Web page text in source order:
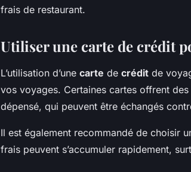
frais de restaurant.
Utiliser une carte de crédit
L’utilisation d’une carte de crédit de
vos voyages. Certaines cartes offrent
dépensé, qui peuvent être échangés
Il est également recommandé de choisir
frais peuvent s’accumuler rapidement,